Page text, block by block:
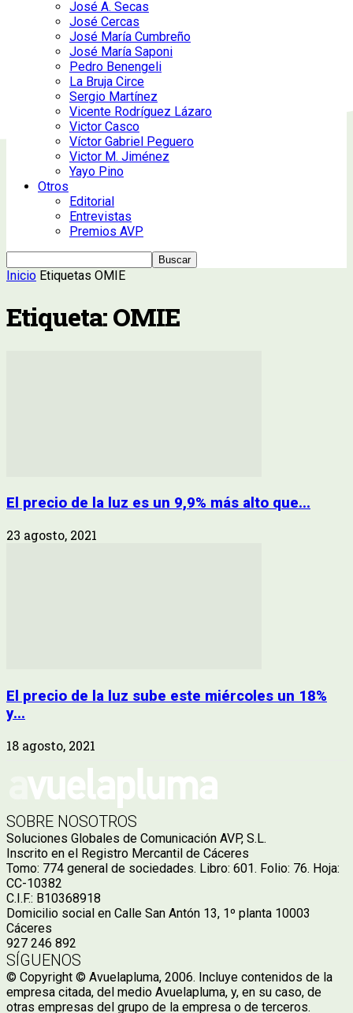
José A. Secas
José Cercas
José María Cumbreño
José María Saponi
Pedro Benengeli
La Bruja Circe
Sergio Martínez
Vicente Rodríguez Lázaro
Victor Casco
Víctor Gabriel Peguero
Victor M. Jiménez
Yayo Pino
Otros
Editorial
Entrevistas
Premios AVP
Inicio Etiquetas OMIE
Etiqueta: OMIE
El precio de la luz es un 9,9% más alto que...
23 agosto, 2021
El precio de la luz sube este miércoles un 18%
y...
18 agosto, 2021
SOBRE NOSOTROS
Soluciones Globales de Comunicación AVP, S.L.
Inscrito en el Registro Mercantil de Cáceres
Tomo: 774 general de sociedades. Libro: 601. Folio: 76. Hoja:
CC-10382
C.I.F.: B10368918
Domicilio social en Calle San Antón 13, 1º planta 10003
Cáceres
927 246 892
SÍGUENOS
© Copyright © Avuelapluma, 2006. Incluye contenidos de la
empresa citada, del medio Avuelapluma, y, en su caso, de
otras empresas del grupo de la empresa o de terceros.